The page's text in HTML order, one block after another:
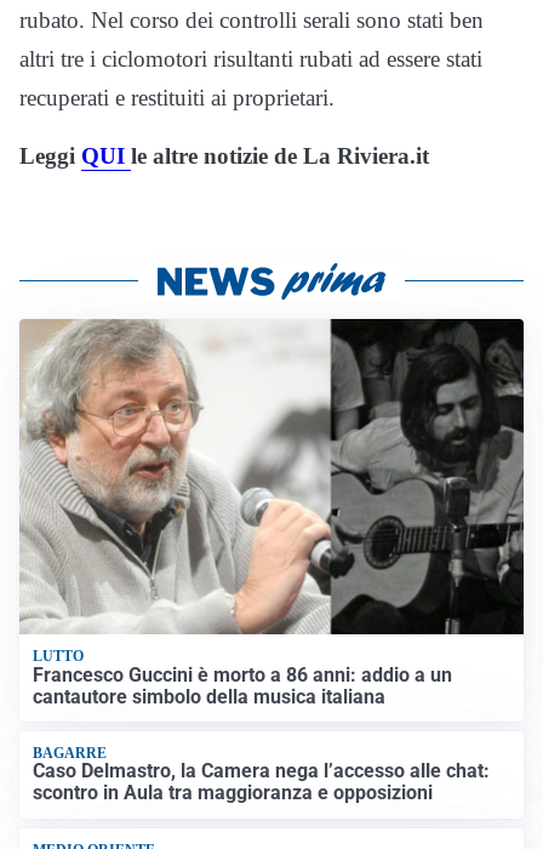
rubato. Nel corso dei controlli serali sono stati ben
altri tre i ciclomotori risultanti rubati ad essere stati
recuperati e restituiti ai proprietari.
Leggi QUI le altre notizie de La Riviera.it
LUTTO
Francesco Guccini è morto a 86 anni: addio a un
cantautore simbolo della musica italiana
BAGARRE
Caso Delmastro, la Camera nega l’accesso alle chat:
scontro in Aula tra maggioranza e opposizioni